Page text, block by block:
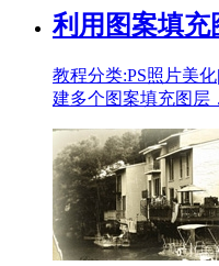
利用图案填充
教程分类:PS照片美
建多个图案填充图层